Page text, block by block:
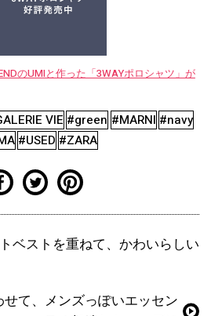
のUMIと作った「3WAYポロシャツ」が
VIE #green #MARNI #navy
#USED #ZARA
ベストを重ねて、かわいらしい
て、メンズっぽいエッセン